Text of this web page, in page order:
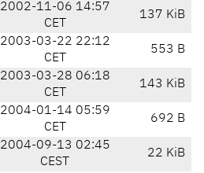
2002-11-06 14:57
CET
137 KiB
2003-03-22 22:12
CET
553 B
2003-03-28 06:18
CET
143 KiB
2004-01-14 05:59
CET
692 B
2004-09-13 02:45
CEST
22 KiB